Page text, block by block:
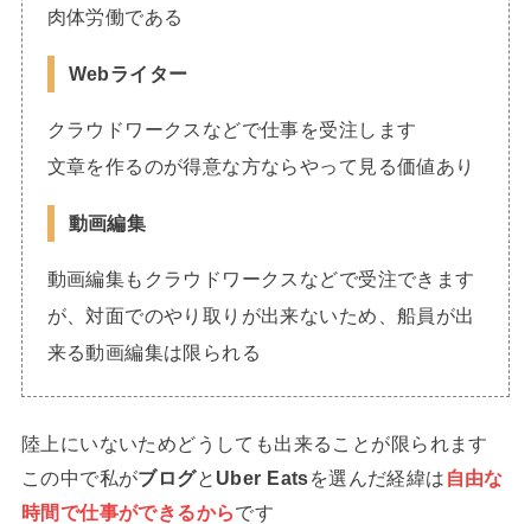
肉体労働である
Webライター
クラウドワークスなどで仕事を受注します
文章を作るのが得意な方ならやって見る価値あり
動画編集
動画編集もクラウドワークスなどで受注できます
が、対面でのやり取りが出来ないため、船員が出
来る動画編集は限られる
陸上にいないためどうしても出来ることが限られます
この中で私がブログと Uber Eatsを選んだ経緯は 自由な
時間で仕事ができるからです